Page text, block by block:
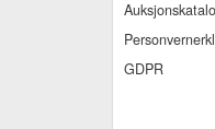
GDPR